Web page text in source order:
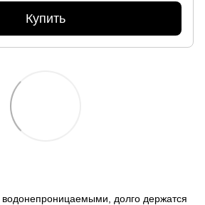
Купить
долго держатся